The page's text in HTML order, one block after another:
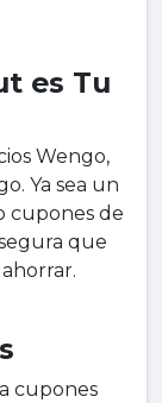
es Tu
Wengo,
Ya sea un
cupones de
que
cupones